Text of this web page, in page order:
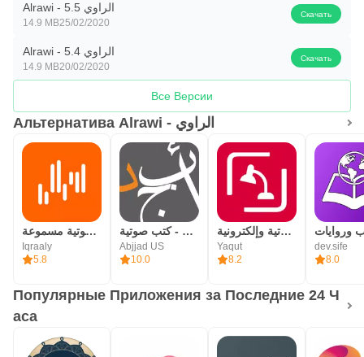
Alrawi - الراوي 5.5
14.9 MB25/02/2020
Скачать
Alrawi - الراوي 5.4
14.9 MB20/02/2020
Скачать
Все Версии
Альтернатива Alrawi - الراوي
اقرأ لي - كتب صوتية مسموعة
Iqraaly
5.8
أبجد: روايات - قصص - كتب صوتية
Abjjad US
10.0
رفوف: كتب صوتية وإلكترونية
Yaqut
8.2
dev.sife
8.0
Популярные Приложения за Последние 24 Ч
аса